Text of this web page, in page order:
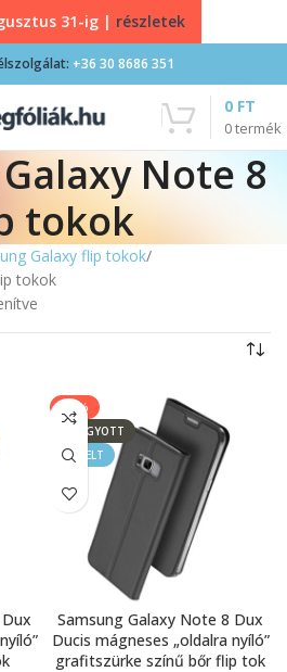
+36 30 8686 351
0termék
0 FT
Note 8
tokok
Galaxy flip tokok
tokok
-33%
ELFOGYOTT
KIEMELT
Samsung Galaxy Note 8 Dux
Ducis mágneses „oldalra nyíló”
grafitszürke színű bőr flip tok
31-ig | részletek